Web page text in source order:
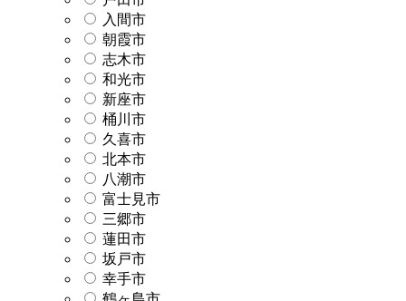
入間市
朝霞市
志木市
和光市
新座市
桶川市
久喜市
北本市
八潮市
富士見市
三郷市
蓮田市
坂戸市
幸手市